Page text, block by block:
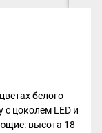
белого
с цоколем LED и
высота 18